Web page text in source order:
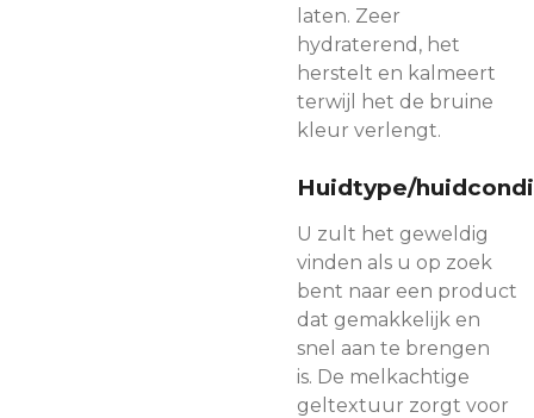
laten. Zeer
hydraterend, het
herstelt en kalmeert
terwijl het de bruine
kleur verlengt.
Huidtype/
U zult het geweldig
vinden als u op zoek
bent naar een product
dat gemakkelijk en
snel aan te brengen
is. De melkachtige
geltextuur zorgt voor